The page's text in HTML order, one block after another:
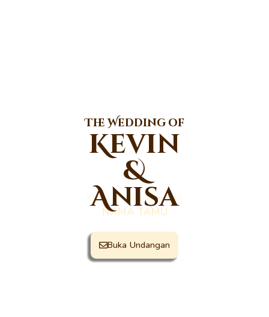
The Wedding of
Kevin
&
Anisa
Kepada Yth. Bapak/Ibu/Sdr/i
NAMA TAMU
Buka Undangan